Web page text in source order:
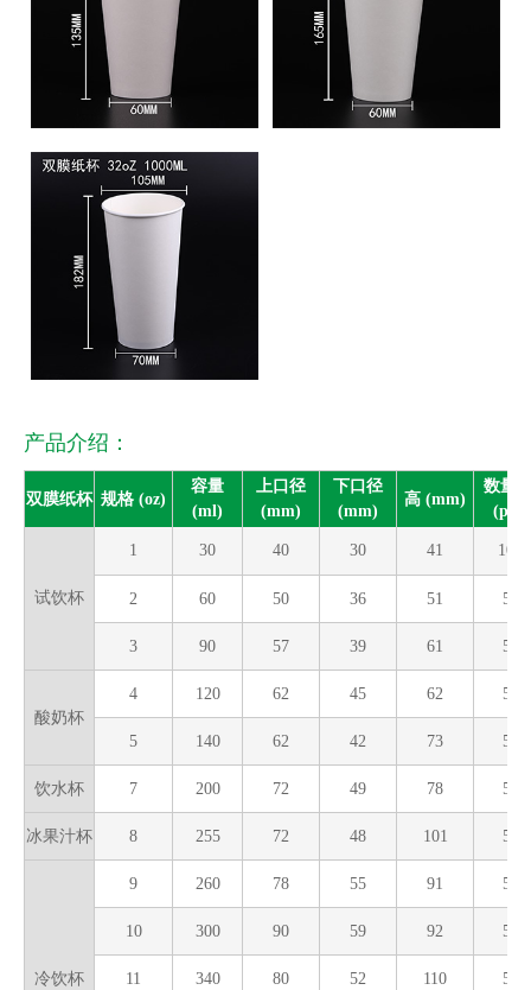
产品介绍：
双膜纸杯 规格 (oz)
容量
(ml)
上口径
(mm)
下口径
(mm)
高 (mm)
数量/
(pcs)
试饮杯
1 30 40 30 41 100
2 60 50 36 51 50
3 90 57 39 61 50
酸奶杯
4 120 62 45 62 50
5 140 62 42 73 50
饮水杯 7 200 72 49 78 50
冰果汁杯 8 255 72 48 101 50
冷饮杯
9 260 78 55 91 50
10 300 90 59 92 50
11 340 80 52 110 50